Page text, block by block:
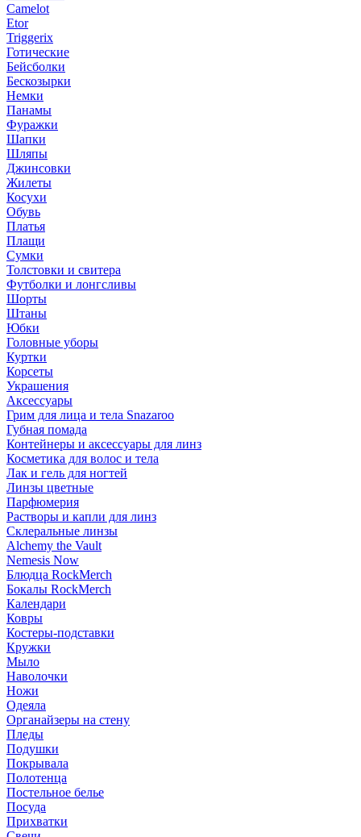
Camelot
Etor
Triggerix
Готические
Бейсболки
Бескозырки
Немки
Панамы
Фуражки
Шапки
Шляпы
Джинсовки
Жилеты
Косухи
Обувь
Платья
Плащи
Сумки
Толстовки и свитера
Футболки и лонгсливы
Шорты
Штаны
Юбки
Головные уборы
Куртки
Корсеты
Украшения
Аксессуары
Грим для лица и тела Snazaroo
Губная помада
Контейнеры и аксессуары для линз
Косметика для волос и тела
Лак и гель для ногтей
Линзы цветные
Парфюмерия
Растворы и капли для линз
Склеральные линзы
Alchemy the Vault
Nemesis Now
Блюдца RockMerch
Бокалы RockMerch
Календари
Ковры
Костеры-подставки
Кружки
Мыло
Наволочки
Ножи
Одеяла
Органайзеры на стену
Пледы
Подушки
Покрывала
Полотенца
Постельное белье
Посуда
Прихватки